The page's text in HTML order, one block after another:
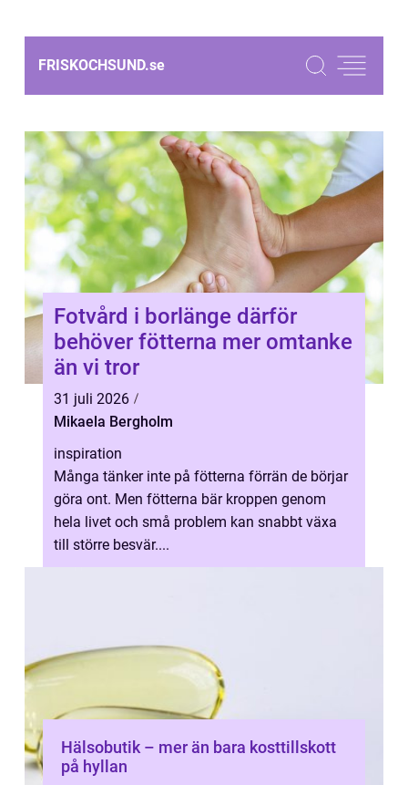
FRISKOCHSUND.se
Fotvård i borlänge därför
behöver fötterna mer omtanke
än vi tror
31 juli 2026
Mikaela Bergholm
inspiration
Många tänker inte på fötterna förrän de börjar
göra ont. Men fötterna bär kroppen genom
hela livet och små problem kan snabbt växa
till större besvär....
Hälsobutik – mer än bara kosttillskott
på hyllan